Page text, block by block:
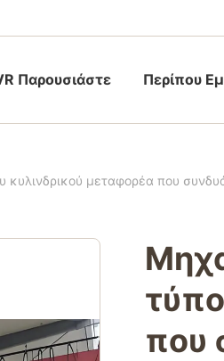
Παρουσιάστε Περίπου
μεταφορέα που
που